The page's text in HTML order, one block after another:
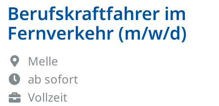
Berufskraftfahrer im
Fernverkehr (m/w/d)
Melle
ab sofort
Vollzeit